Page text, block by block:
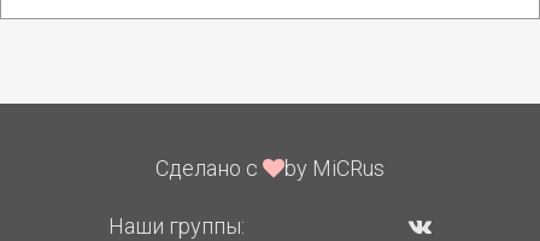
Сделано с by MiCRus
Наши группы: